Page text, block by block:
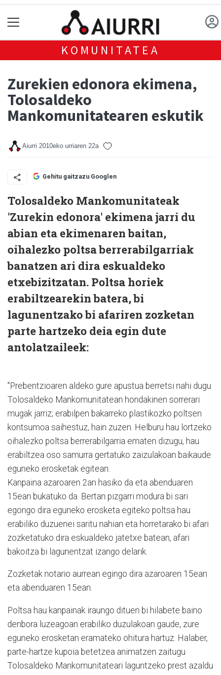
KOMUNITATEA
Zurekien edonora ekimena,
Tolosaldeko
Mankomunitatearen eskutik
Aiurri 2010eko urriaren 22a
Gehitu gaitzazu Googlen
Tolosaldeko Mankomunitateak
'Zurekin edonora' ekimena jarri du
abian eta ekimenaren baitan,
oihalezko poltsa berrerabilgarriak
banatzen ari dira eskualdeko
etxebizitzatan. Poltsa horiek
erabiltzearekin batera, bi
lagunentzako bi afariren zozketan
parte hartzeko deia egin dute
antolatzaileek:
"Prebentzioaren aldeko gure apustua berretsi nahi dugu
Tolosaldeko Mankomunitatean hondakinen sorrerari
mugak jarriz; erabilpen bakarreko plastikozko poltsen
kontsumoa saihestuz, hain zuzen. Helburu hau lortzeko
oihalezko poltsa berrerabilgarria ematen dizugu, hau
erabiltzea oso samurra gertatuko zaizulakoan baikaude
eguneko erosketak egitean.
Kanpaina azaroaren 2an hasiko da eta abenduaren
15ean bukatuko da. Bertan pizgarri modura bi sari
egongo dira eguneko erosketa egiteko poltsa hau
erabiliko duzuenei saritu nahian eta horretarako bi afari
zozketatuko dira eskualdeko jatetxe batean, afari
bakoitza bi lagunentzat izango delarik.
Zozketak notario aurrean egingo dira azaroaren 15ean
eta abenduaren 15ean.
Poltsa hau kanpainak iraungo dituen bi hilabete baino
denbora luzeagoan erabiliko duzulakoan gaude, zure
eguneko erosketan eramateko ohitura hartuz. Halaber,
parte-hartze kupoia betetzea animatzen zaitugu
Tolosaldeko Mankomunitateari laguntzeko prest azaldu